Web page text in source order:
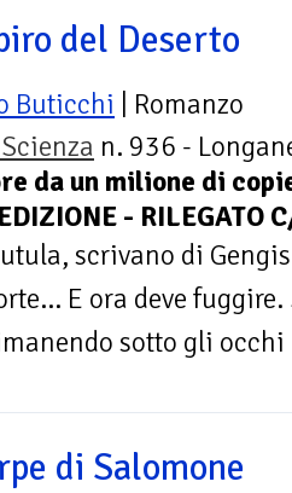
del Deserto
Buticchi | Romanzo
n. 936 -
da un milione di
- RILEGATO
scrivano di
E ora deve
sotto gli
di Salomone